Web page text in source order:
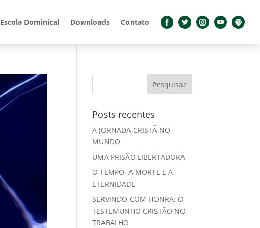
Escola Dominical Downloads Contato
Posts recentes
A JORNADA CRISTÃ NO
MUNDO
UMA PRISÃO LIBERTADORA
O TEMPO, A MORTE E A
ETERNIDADE
SERVINDO COM HONRA: O
TESTEMUNHO CRISTÃO NO
TRABALHO